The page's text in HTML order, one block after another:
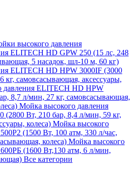
высокого давления
ELITECH HD GPW 250 (15 лс, 248
5 насадок, шл-10 м, 60 кг)
ELITECH HD HPW 3000IF (3000
кг, самовсасывающая, аксессуары,
давления ELITECH HD HPW
8,7 л/мин, 27 кг, самовсасывающая,
Мойка высокого давления
Вт, 210 бар, 8,4 л/мин, 59 кг,
колеса) Мойка высокого
(1500 Вт, 100 атм, 330 л/час,
колеса) Мойка высокого
(1600 Вт,130 атм, 6 л/мин,
Все категории